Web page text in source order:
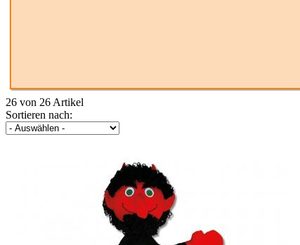
26 von 26 Artikel
Sortieren nach: